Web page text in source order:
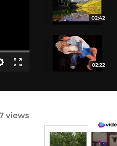
02:42
02:22
views